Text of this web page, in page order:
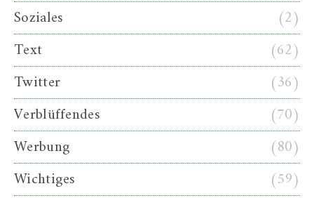
Soziales
(2)
Text
(62)
Twitter
(36)
Verblüffendes
(70)
Werbung
(80)
Wichtiges
(59)